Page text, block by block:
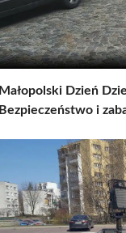
Małopolski Dzień
Bezpieczeństwo i